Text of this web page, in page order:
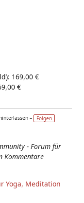
169,00 €
€
– Folgen
- Forum für
Kommentare
Yoga, Meditation